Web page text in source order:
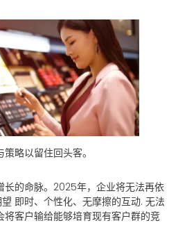
略以留住回头客。
长的命脉。2025年，企业将无法再依
即时、个性化、无摩擦的互动. 无法
客户输给能够培育现有客户群的竞